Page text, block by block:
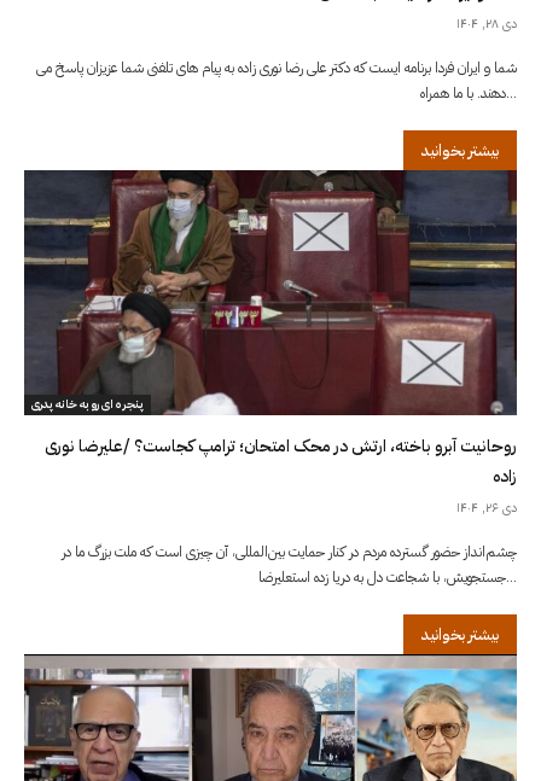
دی ۲۸, ۱۴۰۴
شما و ایران فردا برنامه ایست که دکتر علی رضا نوری زاده به پیام های تلفنی شما عزیزان پاسخ می
دهند. با ما همراه...
بیشتر بخوانید
پنجره ای رو به خانه پدری
روحانیت آبرو باخته، ارتش در محک امتحان؛ ترامپ کجاست؟ /علیرضا نوری
زاده
دی ۲۶, ۱۴۰۴
چشم‌انداز حضور گسترده مردم در کنار حمایت بین‌المللی، آن چیزی است که ملت بزرگ ما در
جستجویش، با شجاعت دل به دریا زده استعلیرضا...
بیشتر بخوانید